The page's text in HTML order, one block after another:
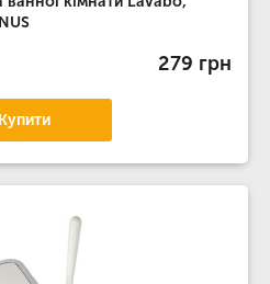
279 грн
Купити